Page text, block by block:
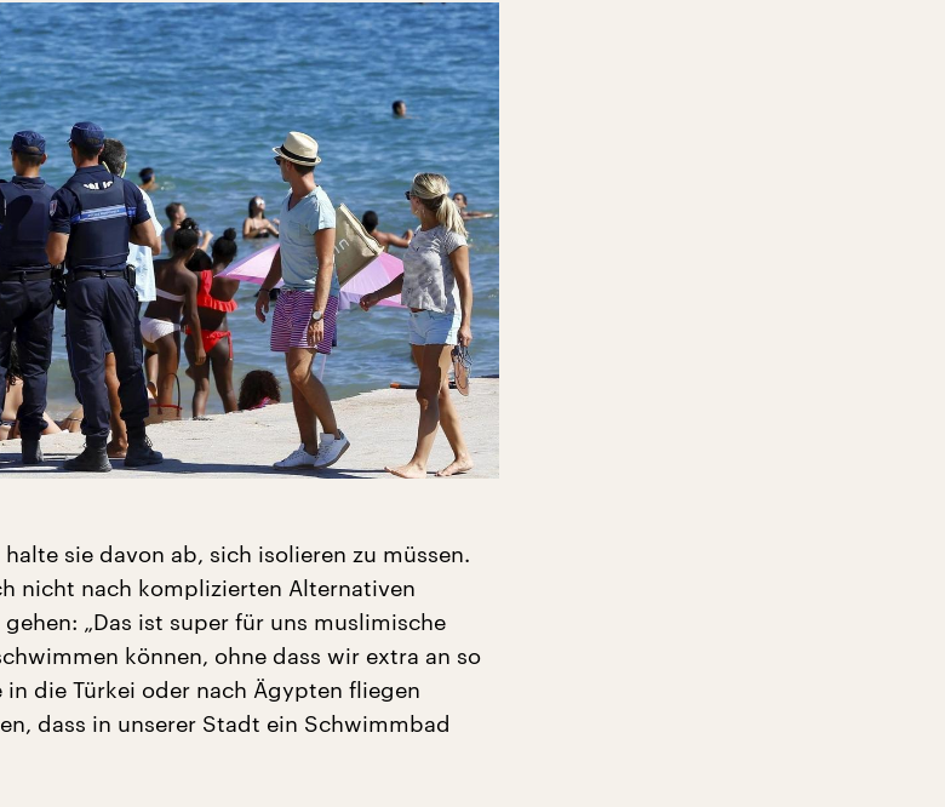
sie davon ab, sich isolieren zu müssen.
nicht nach komplizierten Alternativen
„Das ist super für uns muslimische
können, ohne dass wir extra an so
die Türkei oder nach Ägypten fliegen
dass in unserer Stadt ein Schwimmbad